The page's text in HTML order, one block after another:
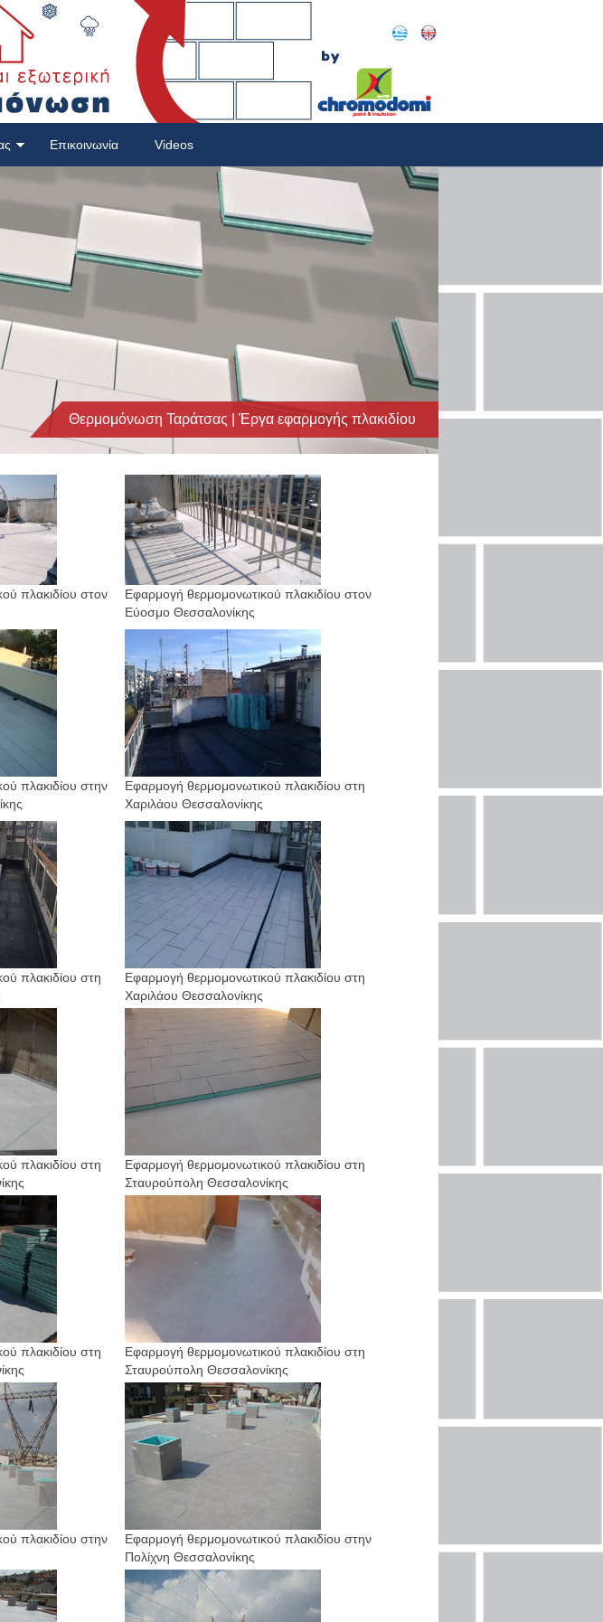
Επικοινωνία Videos
Θερμομόνωση Ταράτσας | Έργα εφαρμογής πλακιδίου
πλακιδίου στον
Εφαρμογή θερμομονωτικού πλακιδίου στον
Εύοσμο Θεσσαλονίκης
πλακιδίου στην
Еφαρμογή θερμομονωτικού πλακιδίου στη
Χαριλάου Θεσσαλονίκης
πλακιδίου στη
Εφαρμογή θερμομονωτικού πλακιδίου στη
Χαριλάου Θεσσαλονίκης
πλακιδίου στη
Εφαρμογή θερμομονωτικού πλακιδίου στη
Σταυρούπολη Θεσσαλονίκης
πλακιδίου στη
Εφαρμογή θερμομονωτικού πλακιδίου στη
Σταυρούπολη Θεσσαλονίκης
πλακιδίου στην
Εφαρμογή θερμομονωτικού πλακιδίου στην
Πολίχνη Θεσσαλονίκης